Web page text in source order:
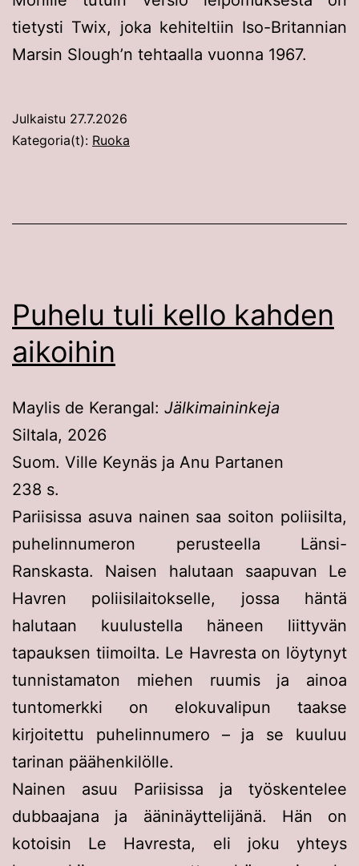
tietysti Twix, joka kehiteltiin Iso-Britannian
Marsin Slough’n tehtaalla vuonna 1967.
Julkaistu 27.7.2026
Kategoria(t): Ruoka
Puhelu tuli kello kahden
aikoihin
Maylis de Kerangal: Jälkimaininkeja
Siltala, 2026
Suom. Ville Keynäs ja Anu Partanen
238 s.
Pariisissa asuva nainen saa soiton poliisilta,
puhelinnumeron perusteella Länsi-
Ranskasta. Naisen halutaan saapuvan Le
Havren poliisilaitokselle, jossa häntä
halutaan kuulustella häneen liittyvän
tapauksen tiimoilta. Le Havresta on löytynyt
tunnistamaton miehen ruumis ja ainoa
tuntomerkki on elokuvalipun taakse
kirjoitettu puhelinnumero – ja se kuuluu
tarinan päähenkilölle.
Nainen asuu Pariisissa ja työskentelee
dubbaajana ja ääninäyttelijänä. Hän on
kotoisin Le Havresta, eli joku yhteys